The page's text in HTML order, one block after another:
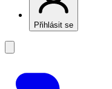
Přihlásit se